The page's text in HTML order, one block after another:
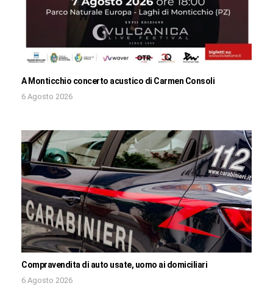
A Monticchio concerto acustico di Carmen Consoli
6 Agosto 2026
Compravendita di auto usate, uomo ai domiciliari
6 Agosto 2026